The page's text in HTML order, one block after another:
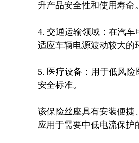
升产品安全性和使用寿命。
4. 交通运输领域：在汽车
适应车辆电源波动较大的
5. 医疗设备：用于低风
安全标准。
该保险丝座具有安装便捷
应用于需要中低电流保护